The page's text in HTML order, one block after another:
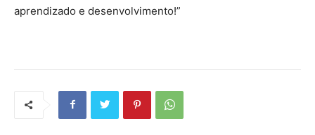
aprendizado e desenvolvimento!”